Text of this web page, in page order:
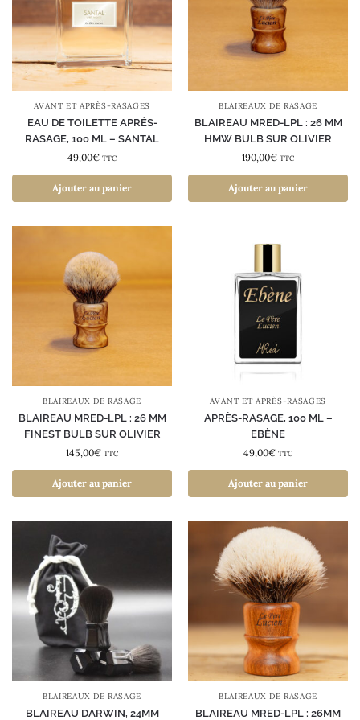
AVANT ET APRÈS-RASAGES
EAU DE TOILETTE APRÈS-
RASAGE, 100 ML – SANTAL
49,00€ TTC
Ajouter au panier
BLAIREAUX DE RASAGE
BLAIREAU MRED-LPL : 26 MM
HMW BULB SUR OLIVIER
190,00€ TTC
Ajouter au panier
BLAIREAUX DE RASAGE
BLAIREAU MRED-LPL : 26 MM
FINEST BULB SUR OLIVIER
145,00€ TTC
Ajouter au panier
AVANT ET APRÈS-RASAGES
APRÈS-RASAGE, 100 ML –
EBÈNE
49,00€ TTC
Ajouter au panier
BLAIREAUX DE RASAGE
BLAIREAU DARWIN, 24MM
BLAIREAUX DE RASAGE
BLAIREAU MRED-LPL : 26MM